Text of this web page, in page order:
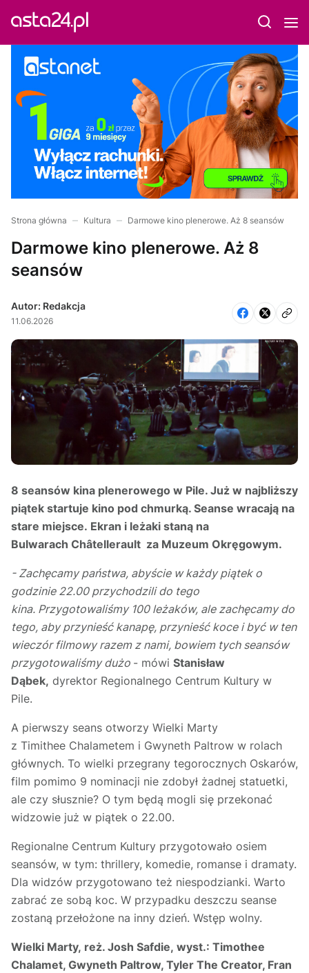
Strona główna Kultura Darmowe kino plenerowe. Aż 8 seansów
Darmowe kino plenerowe. Aż 8
seansów
Autor: Redakcja
11.06.2026
8 seansów kina plenerowego w Pile. Już w najbliższy
piątek startuje kino pod chmurką. Seanse wracają na
stare miejsce. Ekran i leżaki staną na
Bulwarach Châtellerault za Muzeum Okręgowym.
- Zachęcamy państwa, abyście w każdy piątek o
godzinie 22.00 przychodzili do tego
kina. Przygotowaliśmy 100 leżaków, ale zachęcamy do
tego, aby przynieść kanapę, przynieść koce i być w ten
wieczór filmowy razem z nami, bowiem tych seansów
przygotowaliśmy dużo - mówi Stanisław
Dąbek, dyrektor Regionalnego Centrum Kultury w
Pile.
A pierwszy seans otworzy Wielki Marty
z Timithee Chalametem i Gwyneth Paltrow w rolach
głównych. To wielki przegrany tegorocznych Oskarów,
film pomimo 9 nominacji nie zdobył żadnej statuetki,
ale czy słusznie? O tym będą mogli się przekonać
widzowie już w piątek o 22.00.
Regionalne Centrum Kultury przygotowało osiem
seansów, w tym: thrillery, komedie, romanse i dramaty.
Dla widzów przygotowano też niespodzianki. Warto
zabrać ze sobą koc. W przypadku deszczu seanse
zostaną przełożone na inny dzień. Wstęp wolny.
Wielki Marty, reż. Josh Safdie, wyst.: Timothee
Chalamet, Gwyneth Paltrow, Tyler The Creator, Fran